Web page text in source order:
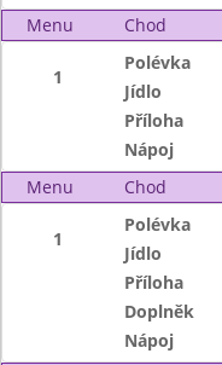
Menu
Chod
1
Polévka
Jídlo
Příloha
Nápoj
Menu
Chod
1
Polévka
Jídlo
Příloha
Doplněk
Nápoj